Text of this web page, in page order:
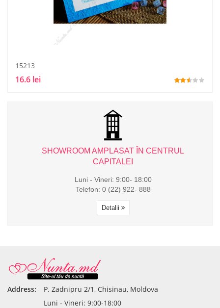
15213
16.6 lei
SHOWROOM AMPLASAT ÎN CENTRUL
CAPITALEI
Luni - Vineri: 9:00- 18:00
Telefon: 0 (22) 922- 888
Detalii
Address:
P. Zadnipru 2/1, Chisinau, Moldova
Luni - Vineri: 9:00-18:00